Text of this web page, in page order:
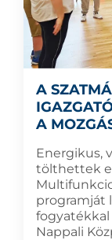
A
A
Energikus,
tölthettek
programját
fogyatékkal
Nappali